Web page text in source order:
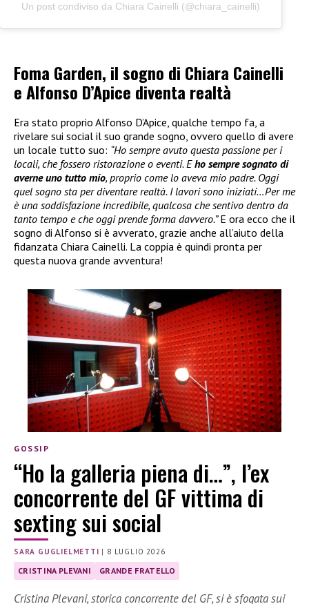
Un post condiviso da Chiara Cainelli (@chiara_cainelli)
Foma Garden, il sogno di Chiara Cainelli
e Alfonso D’Apice diventa realtà
Era stato proprio Alfonso D’Apice, qualche tempo fa, a
rivelare sui social il suo grande sogno, ovvero quello di avere
un locale tutto suo: “Ho sempre avuto questa passione per i
locali, che fossero ristorazione o eventi. Eho sempre sognato di
averne uno tutto mio, proprio come lo aveva mio padre. Oggi
quel sogno sta per diventare realtà. I lavori sono iniziati…Per me
è una soddisfazione incredibile, qualcosa che sentivo dentro da
tanto tempo e che oggi prende forma davvero.”E ora ecco che il
sogno di Alfonso si è avverato, grazie anche all’aiuto della
fidanzata Chiara Cainelli. La coppia è quindi pronta per
questa nuova grande avventura!
GOSSIP
“Ho la galleria piena di…”, l’ex
concorrente del GF vittima di
sexting sui social
SARA GUGLIELMETTI | 8 LUGLIO 2026
CRISTINA PLEVANI GRANDE FRATELLO
Cristina Plevani, storica concorrente del GF, si è sfogata sui